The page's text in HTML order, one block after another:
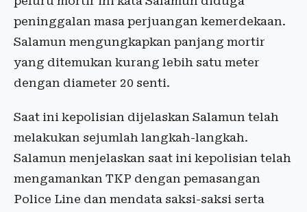
peninggalan masa perjuangan kemerdekaan.
Salamun mengungkapkan panjang mortir
yang ditemukan kurang lebih satu meter
dengan diameter 20 senti.
Saat ini kepolisian dijelaskan Salamun telah
melakukan sejumlah langkah-langkah.
Salamun menjelaskan saat ini kepolisian telah
mengamankan TKP dengan pemasangan
Police Line dan mendata saksi-saksi serta